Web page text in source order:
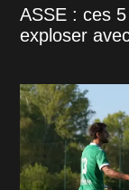
ASSE : ces
exploser